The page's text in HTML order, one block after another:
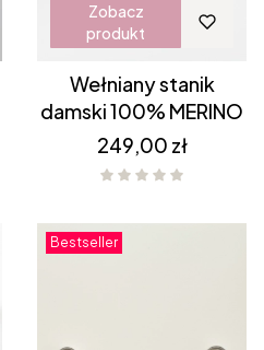
Zobacz
produkt
Wełniany stanik
damski 100% MERINO
Cena
249,00 zł
Bestseller